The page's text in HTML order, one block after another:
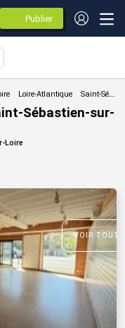
Publier
des
annonces
Sébastien-sur-
Loire
VOIR